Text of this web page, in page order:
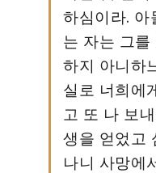
하심이라. 아
는 자는 그를
하지 아니하
실로 너희에
고 또 나 보
생을 얻었고
나니 사망에